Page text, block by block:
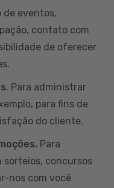
de eventos,
contato com
de oferecer
. Para administrar
para fins de
do cliente.
Para
concursos
nos com você